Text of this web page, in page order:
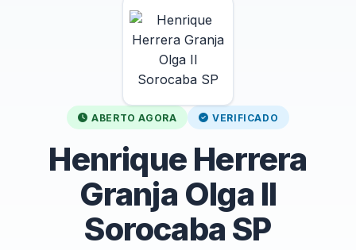
ABERTO AGORA VERIFICADO
Henrique Herrera
Granja Olga II
Sorocaba SP